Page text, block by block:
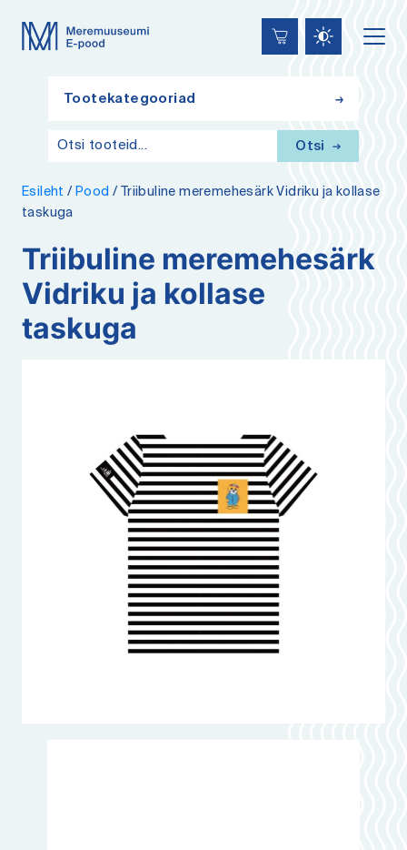
edasi
põhisisiu
kõrgkontrastsust
Tootekategooriad
Otsi
Esileht /Pood /Triibuline meremehesärk Vidriku ja kollase
taskuga
Triibuline meremehesärk
Vidriku ja kollase
taskuga